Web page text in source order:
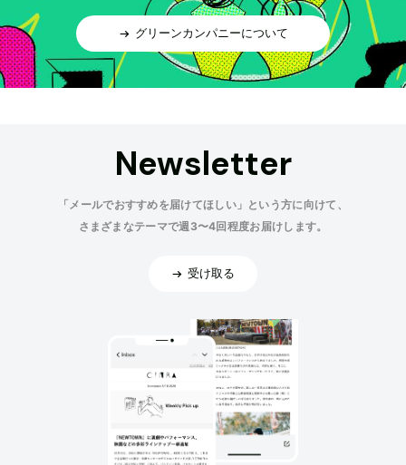
グリーンカンパニーについて
Newsletter
「メールでおすすめを届けてほしい」という方に向けて、
さまざまなテーマで週3〜4回程度お届けします。
受け取る